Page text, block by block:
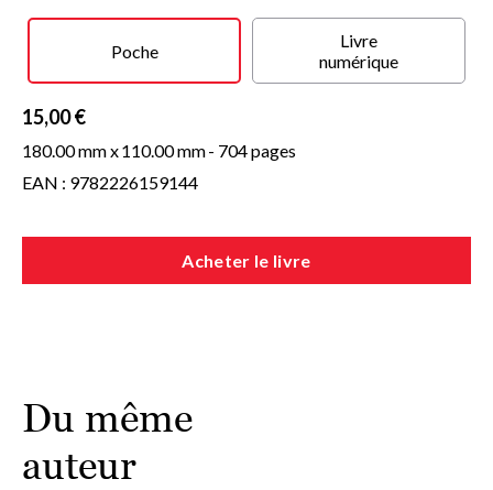
spcialiste, dsireux de dcouvrir le sens de ses rves les plus
Poche
Livre
numérique
15,00 €
180.00 mm x110.00 mm- 704 pages
EAN : 9782226159144
Acheter le livre
Du même
auteur